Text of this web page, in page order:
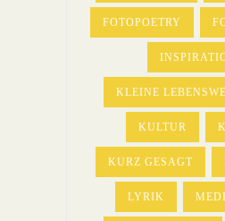
FOTOPOETRY
KLEINE
KULTUR
KURZ GESAGT
LYRIK